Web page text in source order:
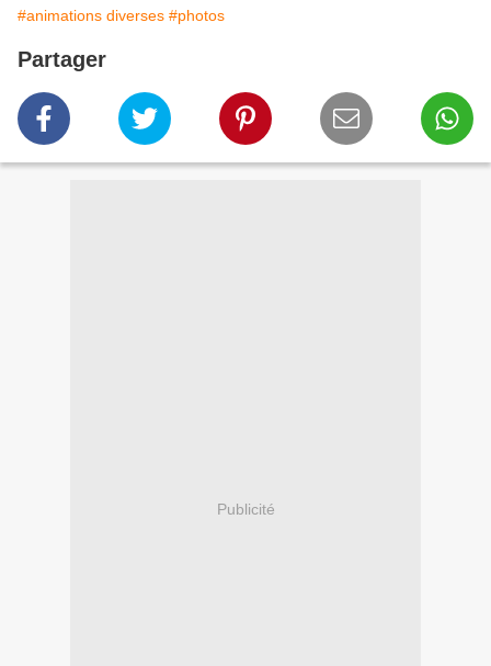
#animations diverses #photos
Partager
Publicité